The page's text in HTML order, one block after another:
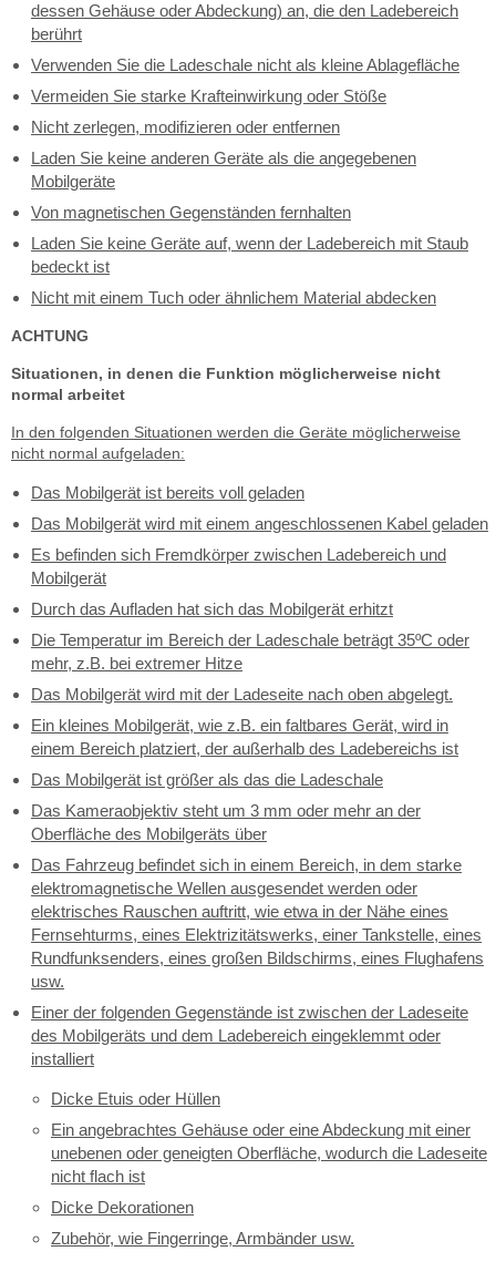
dessen Gehäuse oder Abdeckung) an, die den Ladebereich
berührt
Verwenden Sie die Ladeschale nicht als kleine Ablagefläche
Vermeiden Sie starke Krafteinwirkung oder Stöße
Nicht zerlegen, modifizieren oder entfernen
Laden Sie keine anderen Geräte als die angegebenen
Mobilgeräte
Von magnetischen Gegenständen fernhalten
Laden Sie keine Geräte auf, wenn der Ladebereich mit Staub
bedeckt ist
Nicht mit einem Tuch oder ähnlichem Material abdecken
ACHTUNG
Situationen, in denen die Funktion möglicherweise nicht
normal arbeitet
In den folgenden Situationen werden die Geräte möglicherweise
nicht normal aufgeladen:
Das Mobilgerät ist bereits voll geladen
Das Mobilgerät wird mit einem angeschlossenen Kabel geladen
Es befinden sich Fremdkörper zwischen Ladebereich und
Mobilgerät
Durch das Aufladen hat sich das Mobilgerät erhitzt
Die Temperatur im Bereich der Ladeschale beträgt 35ºC oder
mehr, z.B. bei extremer Hitze
Das Mobilgerät wird mit der Ladeseite nach oben abgelegt.
Ein kleines Mobilgerät, wie z.B. ein faltbares Gerät, wird in
einem Bereich platziert, der außerhalb des Ladebereichs ist
Das Mobilgerät ist größer als das die Ladeschale
Das Kameraobjektiv steht um 3 mm oder mehr an der
Oberfläche des Mobilgeräts über
Das Fahrzeug befindet sich in einem Bereich, in dem starke
elektromagnetische Wellen ausgesendet werden oder
elektrisches Rauschen auftritt, wie etwa in der Nähe eines
Fernsehturms, eines Elektrizitätswerks, einer Tankstelle, eines
Rundfunksenders, eines großen Bildschirms, eines Flughafens
usw.
Einer der folgenden Gegenstände ist zwischen der Ladeseite
des Mobilgeräts und dem Ladebereich eingeklemmt oder
installiert
Dicke Etuis oder Hüllen
Ein angebrachtes Gehäuse oder eine Abdeckung mit einer
unebenen oder geneigten Oberfläche, wodurch die Ladeseite
nicht flach ist
Dicke Dekorationen
Zubehör, wie Fingerringe, Armbänder usw.